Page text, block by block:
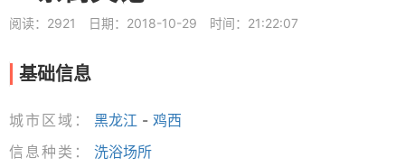
阅读：2921 日期：2018-10-29 时间：21:22:07
基础信息
城市区域： 黑龙江 - 鸡西
信息种类：
洗浴场所